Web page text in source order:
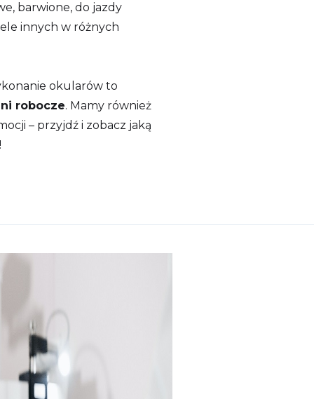
barwione, do jazdy
innych w różnych
okularów to
robocze. Mamy również
– przyjdź i zobacz jaką